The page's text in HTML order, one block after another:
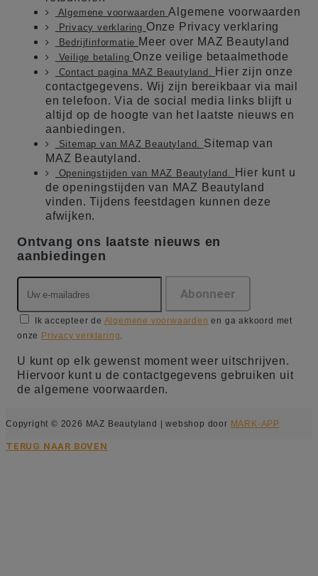
Algemene voorwaardenAlgemene voorwaarden
Privacy verklaring Onze Privacy verklaring
Bedrijfinformatie Meer over MAZ Beautyland
Veilige betaling Onze veilige betaalmethode
Contact pagina MAZ Beautyland.
Hier zijn onze
contactgegevens. Wij zijn bereikbaar via mail
en telefoon. Via de social media links blijft u
altijd op de hoogte van het laatste nieuws en
aanbiedingen.
Sitemap van MAZ Beautyland. Sitemap van
MAZ Beautyland.
Openingstijden van MAZ Beautyland.
Hier kunt u
de openingstijden van MAZ Beautyland
vinden. Tijdens feestdagen kunnen deze
afwijken.
Ontvang ons laatste nieuws en
aanbiedingen
Ik accepteer de Algemene voorwaarden en ga akkoord met
onze Privacy verklaring.
U kunt op elk gewenst moment weer uitschrijven.
Hiervoor kunt u de contactgegevens gebruiken uit
de algemene voorwaarden.
Copyright © 2026 MAZ Beautyland | webshop door MARK-APP
TERUG NAAR BOVEN